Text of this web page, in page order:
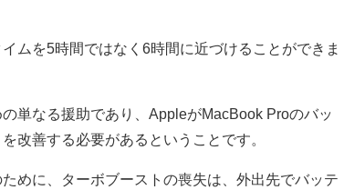
ムを5時間ではなく6時間に近づけることができま
単なる援助であり、AppleがMacBook Proのバッ
改善する必要があるということです。
めに、ターボブーストの喪失は、外出先でバッテ